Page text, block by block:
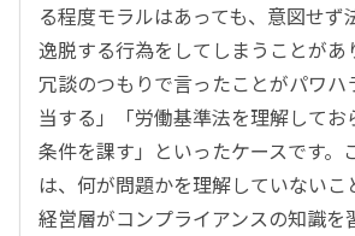
る程度モラルはあっても、意図せず
逸脱する行為をしてしまうことがあ
冗談のつもりで言ったことがパワハ
当する」「労働基準法を理解してお
条件を課す」といったケースです。
は、何が問題かを理解していないこ
経営層がコンプライアンスの知識を